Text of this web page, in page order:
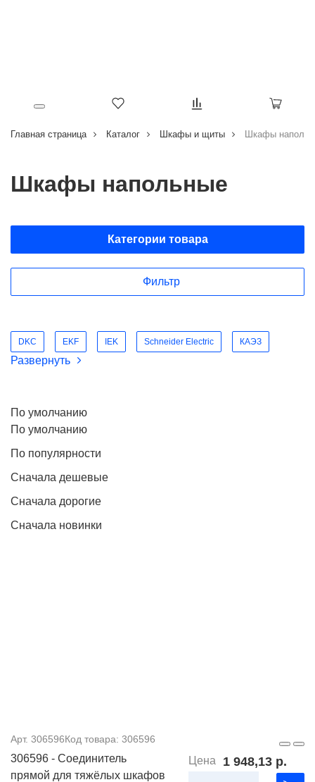
Главная страница Каталог Шкафы и щиты Шкафы
Шкафы напольные
Категории товара
Фильтр
DKC EKF IEK Schneider Electric КАЭЗ
Развернуть
По умолчанию
По умолчанию
По популярности
Сначала дешевые
Сначала дорогие
Сначала новинки
Арт. 306596Код товара: 306596
306596 - Соединитель
прямой для тяжёлых шкафов
Цена 1 948,13 р.